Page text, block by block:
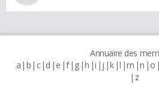
Annuaire des
a b c d e f g h i j k l m n o
z